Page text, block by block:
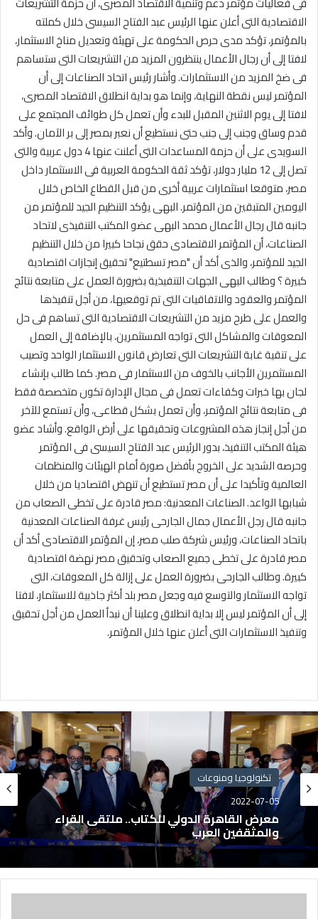
الاقتصادية التى أعلن عنها الرئيس عبد الفتاح السيسى خلال كملته
بالمؤتمر، تؤكد مدى حرص الحكومة على تهيئة وتعديل مناخ الاستثمار،
لافتا إلى أن رجال الأعمال ينتظرون المزيد من التشريعات التى ستساهم
فى ضخ المزيد من الاستثمارات. وأشار رئيس اتحاد الصناعات إلى أن
المؤتمر ليس نقطة النهاية، وإنما هو بداية انطلاق الاقتصاد المصرى،
لافتا إلى يوم الاثنين المقبل للبدء وأن تعمل كل طوائف المجتمع على
قدم وساق وجنب إلى جنب حتى نستطيع أن نعبر بمصر إلى بر الآمان. وأكد
السويدى على أن حزمة المساعدات التى أعلنت عنها 4 دول عربية والتى
تصل إلى 12 مليار دولار، تؤكد ثقة الحكومة العربية فى الاستثمار داخل
مصر، متوقعا استثمارات عربية أخرى من قبل القطاع الخاص خلال
اليومين المتبقين من المؤتمر. البهى يؤكد التنظيم الجيد للمؤتمر من
جانبه قال رجال الأعمال محمد البهى عضو المكتب التنفيذى لاتحاد
الصناعات، أن المؤتمر الاقتصادى حقق نجاحا كبيرا من خلال التنظيم
الجيد للمؤتمر، والذى أكد أن "مصر تسطتيع" تحقيق إنجازات اقتصادية
كبيرة ؟ وطالب البهى الجهات التنفيذية بضرورة العمل على متابعة نتائج
المؤتمر والعقود والاتفاقيات التى تم توقعيها، من أجل تنفيذها
والعمل على طرح مزيد من التشريعات الاقتصادية التى تساهم فى حل
المعوقات والمشاكل التى تواجه المستثمرين، بالإضافة إلى العمل
على تنقية غابة التشريعات التى تعارض قانون الاستثمار الواحد وتصيب
المستثمرين الأجانب بالخوف من الاستثمار فى مصر. كما طالب بإنشاء
لجان بها خبرات وكفاءات تعمل فى مجال الإدارة تكون متخصصة فقط
فى متابعة نتائج المؤتمر، وأن تعمل بشكل قطاعى، وأن تستمع للآخر
من أجل إنجاز هذه المشروعات وتحقيقها على أرض الواقع. وأشاد عضو
هيئة المكتب التنفيذ، بدور الرئيس عبد الفتاح السيسى فى المؤتمر
وحرصه الشديد على الخروج بأفضل صورة أمام الهيئات والمنظمات
العالمية وتأكيدا على أن مصر تستطيع أن تنهض اقتصاديا من خلال
شبابها الواعد. الصناعات المعدنية: مصر قادرة على تخطى الصعاب من
جانبه قال رجل الأعمال جمال الجارحى رئيس غرفة الصناعات المعدنية
باتحاد الصناعات، ورئيس شركة صلب مصر، إن المؤتمر الاقتصادى أكد أن
مصر قادرة على تخطى جميع الصعاب وتحقيق مصر نهضة اقتصادية
كبيرة. وطالب الجارحى بضرورة العمل على إزالة كل المعوقات، التى
تواجه الاستثمار والتوسع فيه وجعل مصر بلد أكثر جاذبية للاستثمار، لافتا
إلى أن المؤتمر ليس إلا بداية انطلاق وعلينا أن نبدأ العمل من أجل تحقيق
وتنفيذ الاستثمارات التى أعلن عنها خلال المؤتمر.
تكنولوجيا ومنوعات
2022-07-05
معرض القاهرة الدولي للكتاب.. ملتقى القراء
والمثقفين العرب